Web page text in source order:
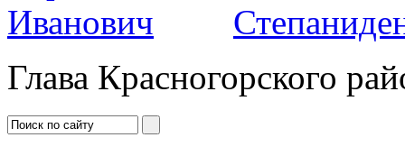
Глава Красногорского